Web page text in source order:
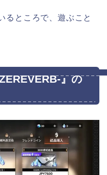
るところで、遊ぶこと
』の